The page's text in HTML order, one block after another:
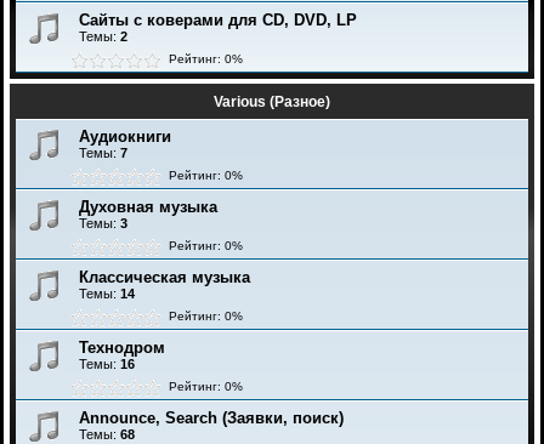
Сайты с коверами для CD, DVD, LP
Темы: 2
Рейтинг: 0%
Various (Разное)
Аудиокниги
Темы: 7
Рейтинг: 0%
Духовная музыка
Темы: 3
Рейтинг: 0%
Классическая музыка
Темы: 14
Рейтинг: 0%
Технодром
Темы: 16
Рейтинг: 0%
Announce, Search (Заявки, поиск)
Темы: 68